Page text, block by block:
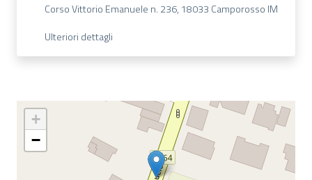
Corso Vittorio Emanuele n. 236, 18033 Camporosso IM
Ulteriori dettagli
+
−